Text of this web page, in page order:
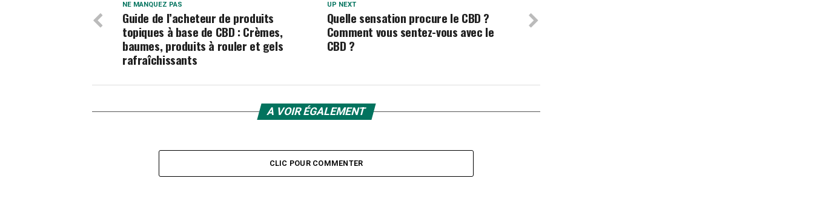
UP NEXT
Quelle sensation procure le CBD ?
Comment vous sentez-vous avec le
CBD ?
NE MANQUEZ PAS
Guide de l’acheteur de produits
topiques à base de CBD : Crèmes,
baumes, produits à rouler et gels
rafraîchissants
A VOIR ÉGALEMENT
CLIC POUR COMMENTER